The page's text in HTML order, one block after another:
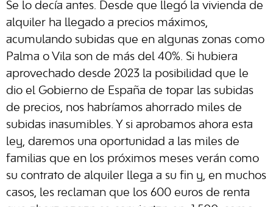
Se lo decía antes. Desde que llegó la vivienda de
alquiler ha llegado a precios máximos,
acumulando subidas que en algunas zonas como
Palma o Vila son de más del 40%. Si hubiera
aprovechado desde 2023 la posibilidad que le
dio el Gobierno de España de topar las subidas
de precios, nos habríamos ahorrado miles de
subidas inasumibles. Y si aprobamos ahora esta
ley, daremos una oportunidad a las miles de
familias que en los próximos meses verán como
su contrato de alquiler llega a su fin y, en muchos
casos, les reclaman que los 600 euros de renta